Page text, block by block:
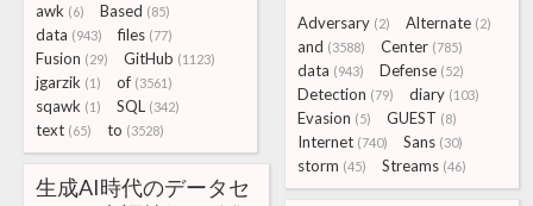
awk (6) Based (85)
data (943) files (77)
Fusion (29) GitHub (1123)
jgarzik (1) of (3561)
sqawk (1) SQL (342)
text (65) to (3528)
Adversary (2) Alternate (2)
and (3588) Center (785)
data (943) Defense (52)
Detection (79) diary (103)
Evasion (5) GUEST (8)
Internet (740) Sans (30)
storm (45) Streams (46)
生成AI時代のデータセ